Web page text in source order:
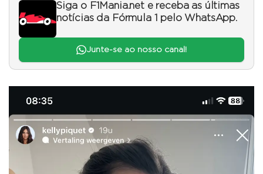
Siga o F1Mania.net e receba as últimas
notícias da Fórmula 1 pelo WhatsApp.
Junte-se ao nosso canal!